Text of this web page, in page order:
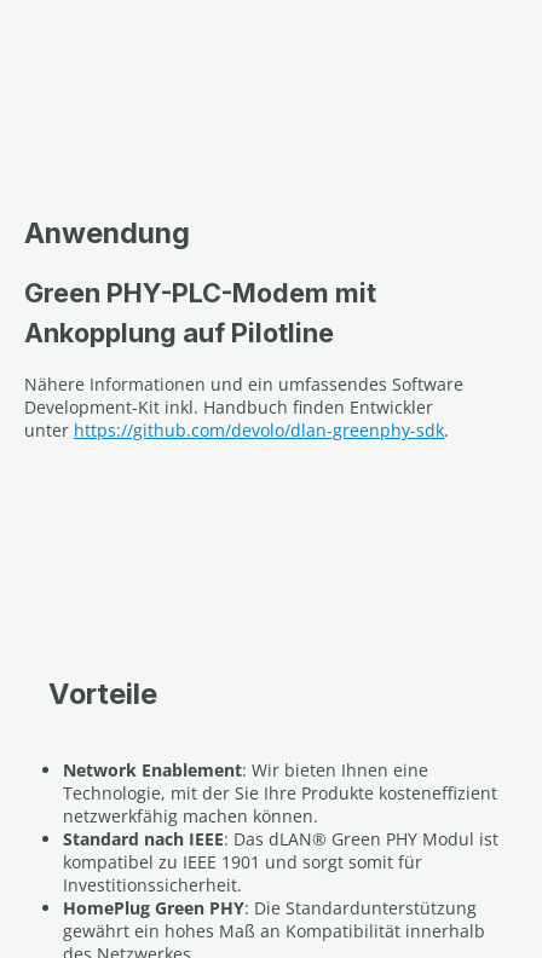
Anwendung
Green PHY-PLC-Modem mit
Ankopplung auf Pilotline
Nähere Informationen und ein umfassendes Software
Development-Kit inkl. Handbuch finden Entwickler
unter https://github.com/devolo/dlan-greenphy-sdk.
Vorteile
Network Enablement: Wir bieten Ihnen eine
Technologie, mit der Sie Ihre Produkte kosteneffizient
netzwerkfähig machen können.
Standard nach IEEE: Das dLAN® Green PHY Modul ist
kompatibel zu IEEE 1901 und sorgt somit für
Investitionssicherheit.
HomePlug Green PHY: Die Standardunterstützung
gewährt ein hohes Maß an Kompatibilität innerhalb